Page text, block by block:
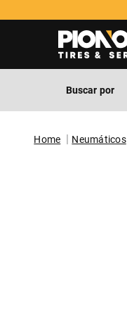
Buscar por
Neumáticos